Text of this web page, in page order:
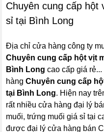
Chuyên cung cấp hột
sỉ tại Bình Long
Địa chỉ cửa hàng công ty
Chuyên cung cấp hột vịt
Bình Long cao cấp giá
hàngChuyên cung cấp
tại Bình Long. Hiện nay
rất nhiều cửa hàng đại lý
muối, trứng muối giá sỉ tại
được đại lý cửa hàng bán